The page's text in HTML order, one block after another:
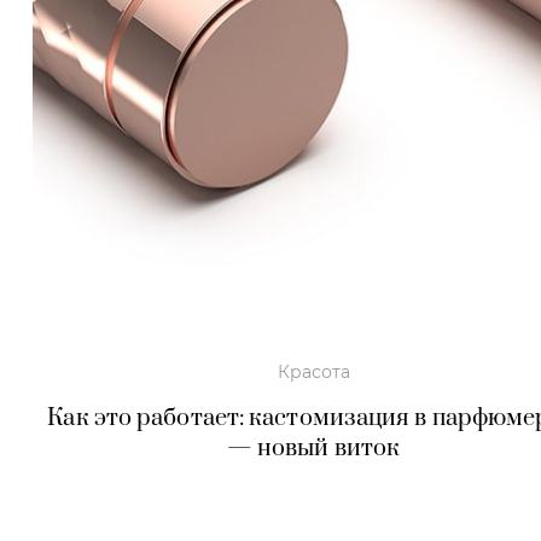
Красота
Как это работает: кастомизация в
— новый виток